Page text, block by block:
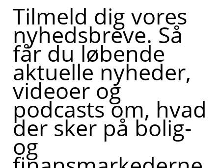
Tilmeld dig vores
nyhedsbreve. Så
får du løbende
aktuelle nyheder,
videoer og
podcasts om, hvad
der sker på bolig-
og